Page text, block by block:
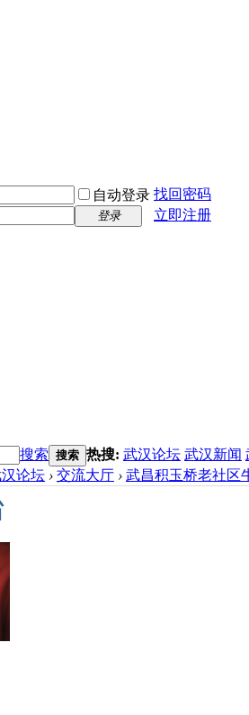
自动登录 找回密码
登录
立即注册
搜索 搜索 热搜: 武汉论坛 武汉新闻
论坛 › 交流大厅 › 武昌积玉桥老社区